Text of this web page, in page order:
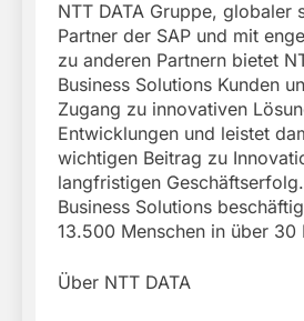
NTT DATA Gruppe, globaler
Partner der SAP und mit
zu anderen Partnern bietet
Business Solutions Kunden
Zugang zu innovativen
Entwicklungen und leistet
wichtigen Beitrag zu
langfristigen
Business Solutions
13.500 Menschen in über 30
Über NTT DATA